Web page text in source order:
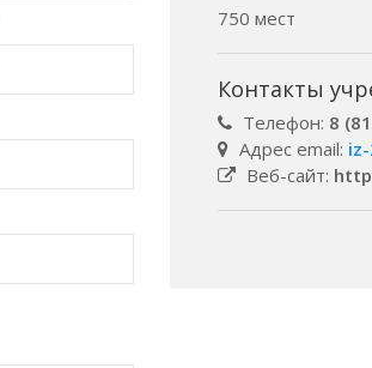
750 мест
Контакты
Телефон: 8
Адрес email:
Веб-сайт: